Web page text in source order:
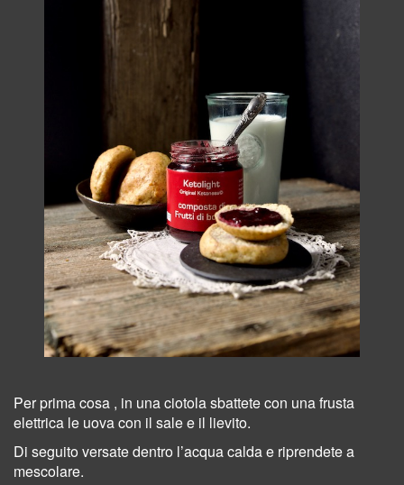
Per prima cosa , in una ciotola sbattete con una frusta
elettrica le uova con il sale e il lievito.
Di seguito versate dentro l’acqua calda e riprendete a
mescolare.